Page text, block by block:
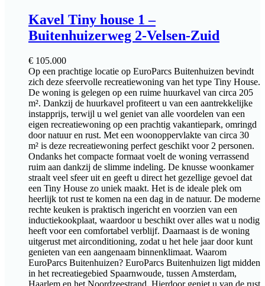
Kavel Tiny house 1 –
Buitenhuizerweg 2-Velsen-Zuid
€ 105.000
Op een prachtige locatie op EuroParcs Buitenhuizen bevindt
zich deze sfeervolle recreatiewoning van het type Tiny House.
De woning is gelegen op een ruime huurkavel van circa 205
m². Dankzij de huurkavel profiteert u van een aantrekkelijke
instapprijs, terwijl u wel geniet van alle voordelen van een
eigen recreatiewoning op een prachtig vakantiepark, omringd
door natuur en rust. Met een woonoppervlakte van circa 30
m² is deze recreatiewoning perfect geschikt voor 2 personen.
Ondanks het compacte formaat voelt de woning verrassend
ruim aan dankzij de slimme indeling. De knusse woonkamer
straalt veel sfeer uit en geeft u direct het gezellige gevoel dat
een Tiny House zo uniek maakt. Het is de ideale plek om
heerlijk tot rust te komen na een dag in de natuur. De moderne
rechte keuken is praktisch ingericht en voorzien van een
inductiekookplaat, waardoor u beschikt over alles wat u nodig
heeft voor een comfortabel verblijf. Daarnaast is de woning
uitgerust met airconditioning, zodat u het hele jaar door kunt
genieten van een aangenaam binnenklimaat. Waarom
EuroParcs Buitenhuizen? EuroParcs Buitenhuizen ligt midden
in het recreatiegebied Spaarnwoude, tussen Amsterdam,
Haarlem en het Noordzeestrand. Hierdoor geniet u van de rust